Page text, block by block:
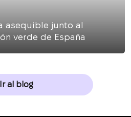
asequible junto al
verde de España
Ir al blog